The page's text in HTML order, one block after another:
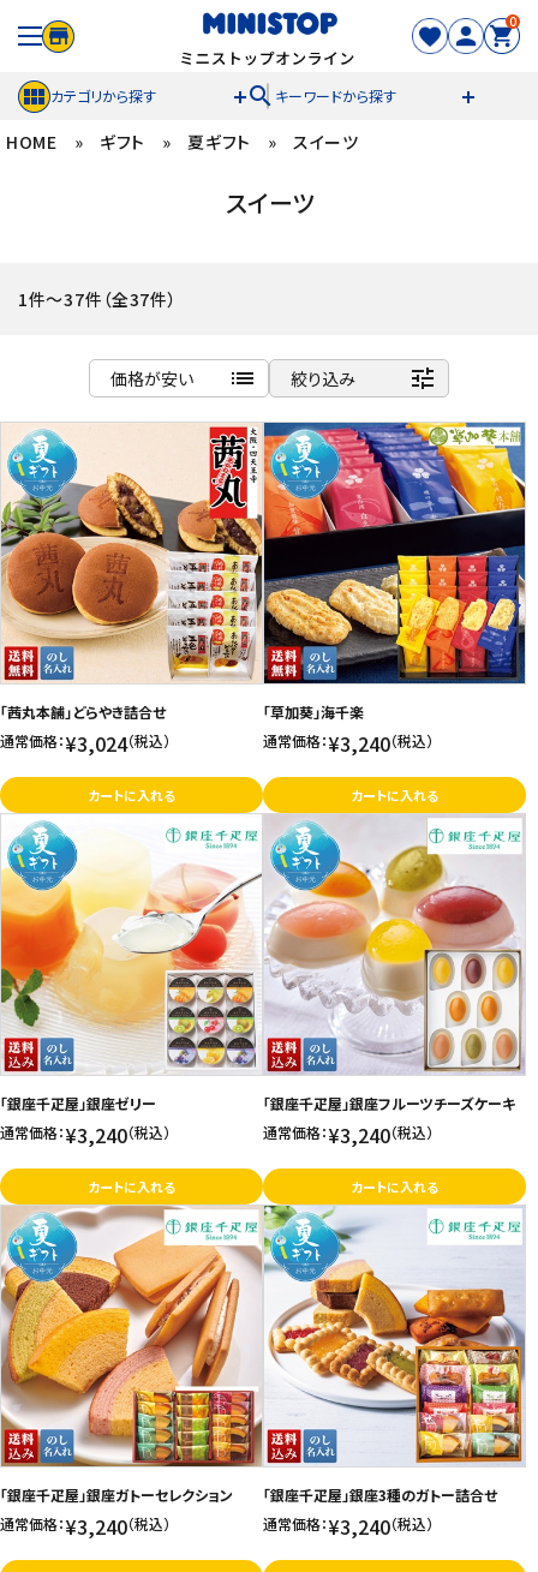
0
カテゴリから探す search キーワードから探す
ACCOUNT MENU
セール商品
カテゴリから探す
スイーツ
お菓子
飲料
酒類
日用品
フードロス
ペット用品
SHOP GUIDE
ご利用ガイド
お問い合わせ
特定商取引法表示について
プライバシーポリシー
利用規約
会社概要
HOME » ギフト » 夏ギフト » スイーツ
スイーツ
1件～37件（全37件）
価格が安い list
商品名
発売日順
価格が安い
価格が高い
お気に入り登録数
絞り込み tune
「茜丸本舗」どらやき詰合せ
通常価格：¥3,024（税込）
カートに入れる
「草加葵」海千楽
通常価格：¥3,240（税込）
カートに入れる
「銀座千疋屋」銀座ゼリー
通常価格：¥3,240（税込）
カートに入れる
「銀座千疋屋」銀座フルーツチーズケーキ
通常価格：¥3,240（税込）
カートに入れる
「銀座千疋屋」銀座ガトーセレクション
通常価格：¥3,240（税込）
「銀座千疋屋」銀座3種のガトー詰合せ
通常価格：¥3,240（税込）